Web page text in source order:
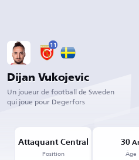
11
Dijan Vukojevic
Un joueur de football de Sweden
qui joue pour Degerfors
Attaquant Central
Position
30
Âge